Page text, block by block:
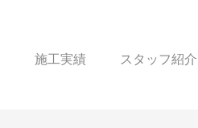
施工実績 スタッフ紹介